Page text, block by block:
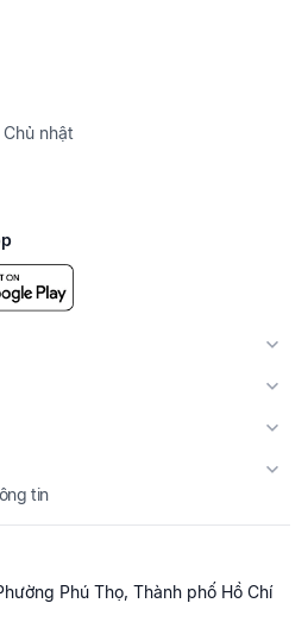
nhật
tin
Phú Thọ, Thành phố Hồ Chí